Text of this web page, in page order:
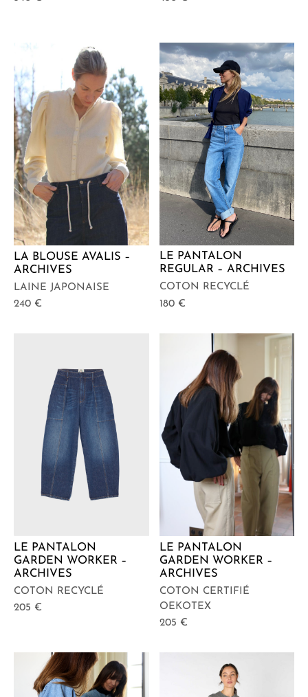
LA BLOUSE AVALIS –
ARCHIVES
LAINE JAPONAISE
240 €
LE PANTALON
REGULAR – ARCHIVES
COTON RECYCLÉ
180 €
LE PANTALON
GARDEN WORKER –
ARCHIVES
COTON RECYCLÉ
205 €
LE PANTALON
GARDEN WORKER –
ARCHIVES
COTON CERTIFIÉ
OEKOTEX
205 €